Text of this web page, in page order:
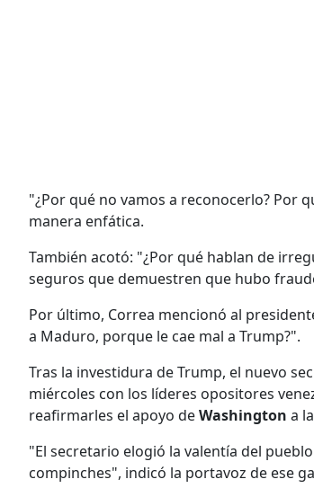
"¿Por qué no vamos a reconocerlo? Por
manera enfática.
También acotó: "¿Por qué hablan de
seguros que demuestren que hubo
Por último, Correa mencionó al
a Maduro, porque le cae mal a Trump?".
Tras la investidura de Trump, el nuevo
miércoles con los líderes opositores
reafirmarles el apoyo deWashington a
"El secretario elogió la valentía del
compinches", indicó la portavoz de ese